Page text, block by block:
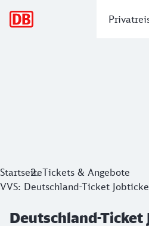
Deutschland-Ticket
Mit dem Deutschland-Ticket
StartseiteTickets & Angebote
VVS: Deutschland-Ticket
Deutschland-Ticket